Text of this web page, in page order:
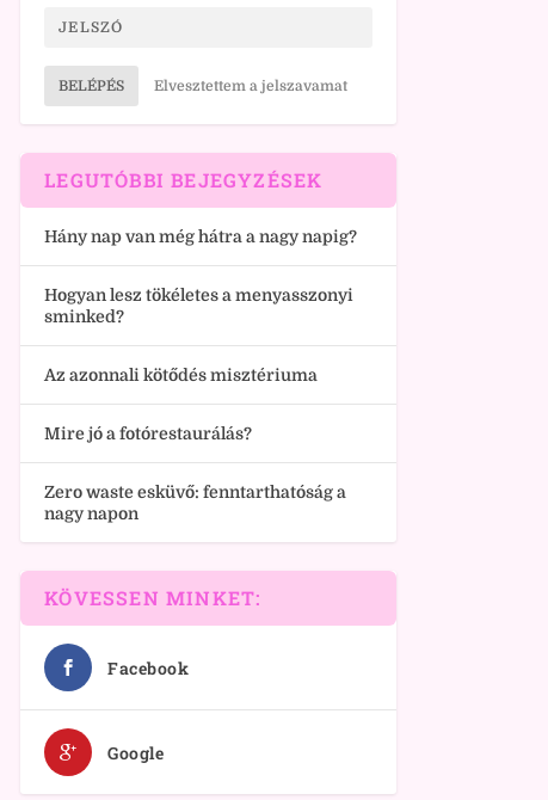
BELÉPÉS Elvesztettem a jelszavamat
LEGUTÓBBI BEJEGYZÉSEK
Hány nap van még hátra a nagy napig?
Hogyan lesz tökéletes a menyasszonyi
sminked?
Az azonnali kötődés misztériuma
Mire jó a fotórestaurálás?
Zero waste esküvő: fenntarthatóság a
nagy napon
KÖVESSEN MINKET:
Facebook
Google